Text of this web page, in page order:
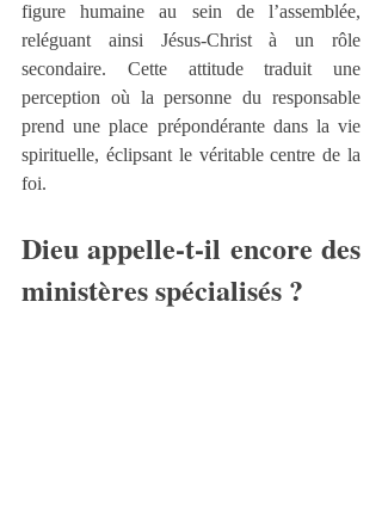
figure humaine au sein de l’assemblée,
reléguant ainsi Jésus-Christ à un rôle
secondaire. Cette attitude traduit une
perception où la personne du responsable
prend une place prépondérante dans la vie
spirituelle, éclipsant le véritable centre de la
foi.
Dieu appelle-t-il encore des
ministères spécialisés ?